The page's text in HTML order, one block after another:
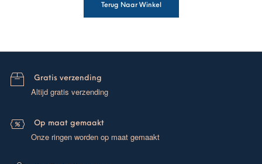
Terug Naar Winkel
Gratis verzending
Altijd gratis verzending
Op maat gemaakt
Onze ringen worden op maat gemaakt